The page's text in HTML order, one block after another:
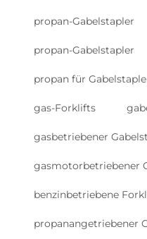
propan-Gabelstapler
propan-Gabelstapler
propan für
gas-Forklifts
gasbetriebener
gasmotorbetriebener
benzinbetriebene
propanangetriebener